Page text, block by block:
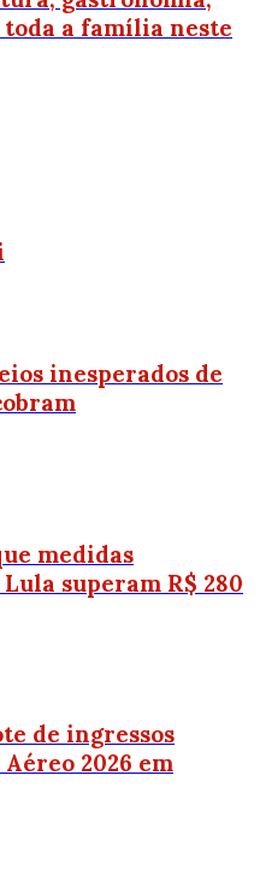
a família neste
inesperados de
medidas
superam R$ 280
de ingressos
2026 em